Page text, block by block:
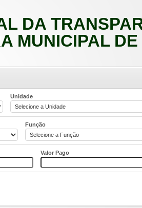
DA
MUNICIPAL
Unidade
Função
Valor Pago